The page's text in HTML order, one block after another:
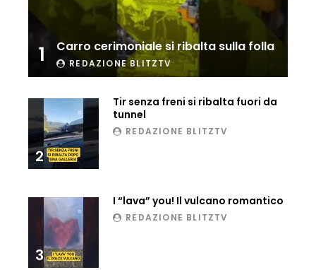
Incidente aereo a Mogadiscio, aereo
perde il controllo
Ucraina, ecco come gli F16 intercettano
i droni russi
treno lo distrugge
Parco divertimenti, attrazione cede
1 Carro cerimoniale si ribalta sulla folla
REDAZIONE BLITZTV
2
Tir senza freni si ribalta fuori da
tunnel
REDAZIONE BLITZTV
3
I “lava” you! Il vulcano romantico
REDAZIONE BLITZTV